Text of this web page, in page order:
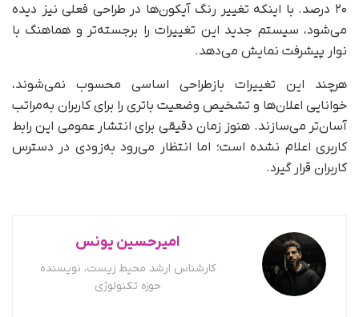
۲۰ درصد. با اینکه تغییر رنگ آیکون‌ها در طراحی فعلی نیز دیده
می‌شود، سیستم جدید این تغییرات را برجسته‌تر و هماهنگ با
نوار پیشرفت نمایش می‌دهد.
هرچند این تغییرات بازطراحی اساسی محسوب نمی‌شوند،
خوانایی اعلان‌ها و تشخیص وضعیت باتری را برای کاربران به‌مراتب
آسان‌تر می‌سازند. هنوز زمان دقیقی برای انتشار عمومی این رابط
کاربری اعلام نشده است؛ اما انتظار می‌رود به‌زودی در دسترس
کاربران قرار گیرد.
امیرحسین یونس
کارشناس ارشد محیط زیست، نویسنده
حوزه تکنولوژی